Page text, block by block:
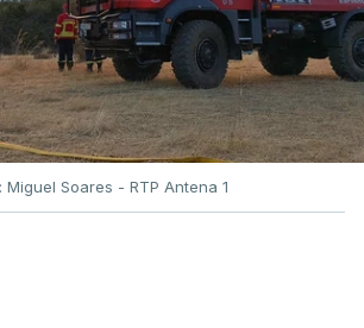
Miguel Soares - RTP Antena 1